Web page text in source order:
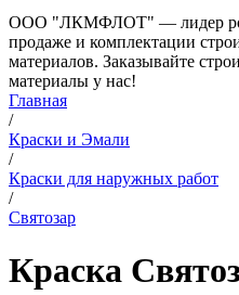
ООО "ЛКМФЛОТ" — лидер
продаже и комплектации
материалов. Заказывайте
материалы у нас!
Главная
/
Краски и Эмали
/
Краски для наружных работ
/
Святозар
Краска